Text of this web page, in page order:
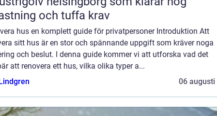
och tuffa krav
hus en komplett guide för privatpersoner Introduktion Att
sitt hus är en stor och spännande uppgift som kräver noga
och beslut. I denna guide kommer vi att utforska vad det
att renovera ett hus, vilka olika typer a...
06 augusti